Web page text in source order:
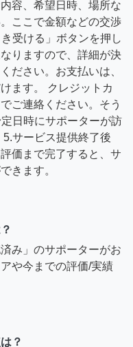
容、希望日時、場所な
ここで金額などの交渉
受ける」ボタンを押し
りますので、詳細が決
ださい。お支払いは、
ます。 クレジットカ
ご連絡ください。そう
日時にサポーターが訪
サービス提供終了後
価まで完了すると、サ
きます。
み」のサポーターがお
や今までの評価/実績
？